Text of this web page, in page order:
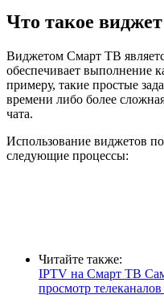
Что такое
Виджетом Смарт ТВ
обеспечивает выполнение
примеру, такие простые
времени либо более
чата.
Использование виджетов
следующие процессы:
Читайте также:
IPTV на Смарт ТВ
просмотр